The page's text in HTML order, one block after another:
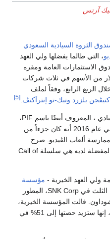
آرتس
الثروة السيادية السعودي
، التي طالما يفضلها ولي العهد
الاستثمارات العامة ومقره
3 مليارات دولار من الأسهم في ثلاث شركات
الربع الرابع، وفقاً لملف
بلزرد وتيك-تو إنترآكتڤ [5]
صندوق الثروة السيادي ، المعروف أيضًا باسم PIF،
والذي صرح لبلومبرگ بيزنس ويك في عام 2016 أنه كان جزءاً من
ألعاب الڤيديو. صرح
للنيويوركر في عام 2018 أن اللعبة المفضلة لديه هي سلسلة Call of
ولي العهد الخيرية - مؤسسة
- إنها اشترت حصة الثلث في SNK Corp، المطور
قالت المؤسسة الخيرية،
، إنها ستزيد حصتها إلى 51% في